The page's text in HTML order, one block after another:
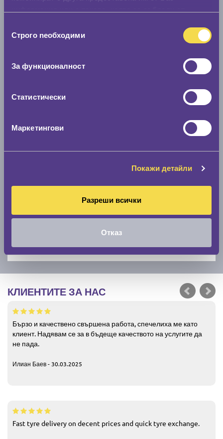
наСтрого nеобходими
За функционалност
Статистически
Маркетингови
Покажи детайли
Разреши всички
Отказ
КЛИЕНТИТЕ ЗА НАС
Бързо и качествено свършена работа, спечелиха ме като
клиент. Надявам се за в бъдеще качеството на услугите да
не пада.
Илиан Баев - 30.03.2025
Fast tyre delivery on decent prices and quick tyre exchange.